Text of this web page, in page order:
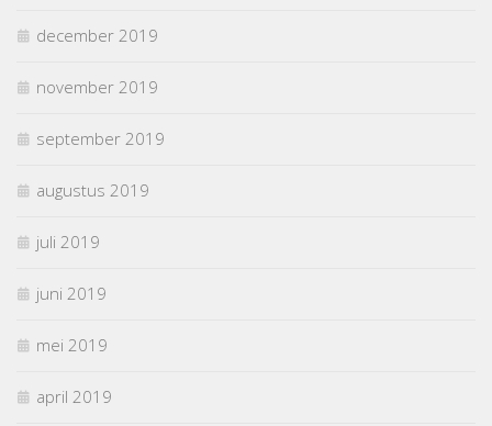
december 2019
november 2019
september 2019
augustus 2019
juli 2019
juni 2019
mei 2019
april 2019